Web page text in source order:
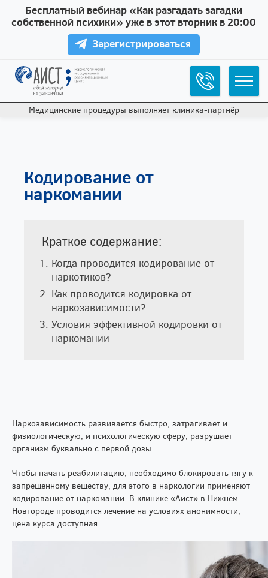
Бесплатный вебинар «Как разгадать загадки
собственной психики» уже в этот вторник в 20:00
Зарегистрироваться
Медицинские процедуры выполняет клиника‑партнёр
Кодирование от
наркомании
Краткое содержание:
Когда проводится кодирование от
наркотиков?
Как проводится кодировка от
наркозависимости?
Условия эффективной кодировки от
наркомании
Наркозависимость развивается быстро, затрагивает и
физиологическую, и психологическую сферу, разрушает
организм буквально с первой дозы.
Чтобы начать реабилитацию, необходимо блокировать тягу к
запрещенному веществу, для этого в наркологии применяют
кодирование от наркомании. В клинике «Аист» в Нижнем
Новгороде проводится лечение на условиях анонимности,
цена курса доступная.